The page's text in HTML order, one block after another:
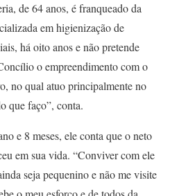
de 64 anos, é franqueado da
em higienização de
há oito anos e não pretende
o empreendimento com o
no qual atuo principalmente no
que faço”, conta.
e 8 meses, ele conta que o neto
em sua vida. “Conviver com ele
seja pequenino e não me visite